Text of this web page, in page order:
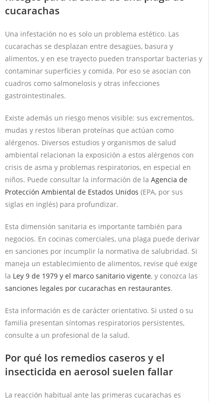
cucarachas
Una infestación no es solo un problema estético. Las
cucarachas se desplazan entre desagües, basura y
alimentos, y en ese trayecto pueden transportar bacterias y
contaminar superficies y comida. Por eso se asocian con
cuadros como salmonelosis y otras infecciones
gastrointestinales.
Existe además un riesgo menos visible: sus excrementos,
mudas y restos liberan proteínas que actúan como
alérgenos. Diversos estudios y organismos de salud
ambiental relacionan la exposición a estos alérgenos con
crisis de asma y problemas respiratorios, en especial en
niños. Puede consultar la información de la Agencia de
Protección Ambiental de Estados Unidos (EPA, por sus
siglas en inglés) para profundizar.
Esta dimensión sanitaria es importante también para
negocios. En cocinas comerciales, una plaga puede derivar
en sanciones por incumplir la normativa de salubridad. Si
maneja un establecimiento de alimentos, revise qué exige
la Ley 9 de 1979 y el marco sanitario vigente, y conozca las
sanciones legales por cucarachas en restaurantes.
Esta información es de carácter orientativo. Si usted o su
familia presentan síntomas respiratorios persistentes,
consulte a un profesional de la salud.
Por qué los remedios caseros y el
insecticida en aerosol suelen fallar
La reacción habitual ante las primeras cucarachas es